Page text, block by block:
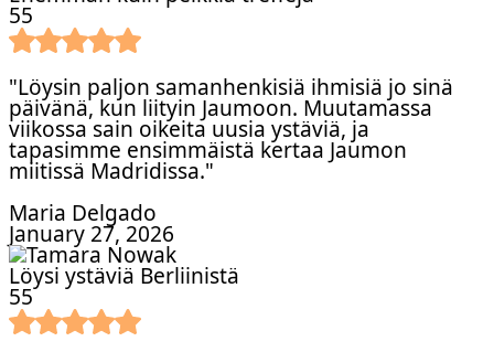
55
"Löysin paljon samanhenkisiä ihmisiä jo sinä
päivänä, kun liityin Jaumoon. Muutamassa
viikossa sain oikeita uusia ystäviä, ja
tapasimme ensimmäistä kertaa Jaumon
miitissä Madridissa."
Maria Delgado
January 27, 2026
Löysi ystäviä Berliinistä
55